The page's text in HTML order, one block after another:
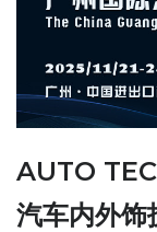
AUTO
汽车内外饰